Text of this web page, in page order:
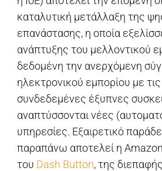
καταλυτική μετάλλαξη της
επανάστασης, η οποία
ανάπτυξης του μελλοντικού
δεδομένη την ανερχόμενη
ηλεκτρονικού εμπορίου με
συνδεδεμένες έξυπνες
αναπτύσσονται νέες
υπηρεσίες. Εξαιρετικό
παραπάνω αποτελεί η
του Dash Buttοn, της διεπαφής